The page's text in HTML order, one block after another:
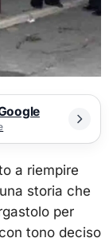
a riempire
storia che
per
tono deciso